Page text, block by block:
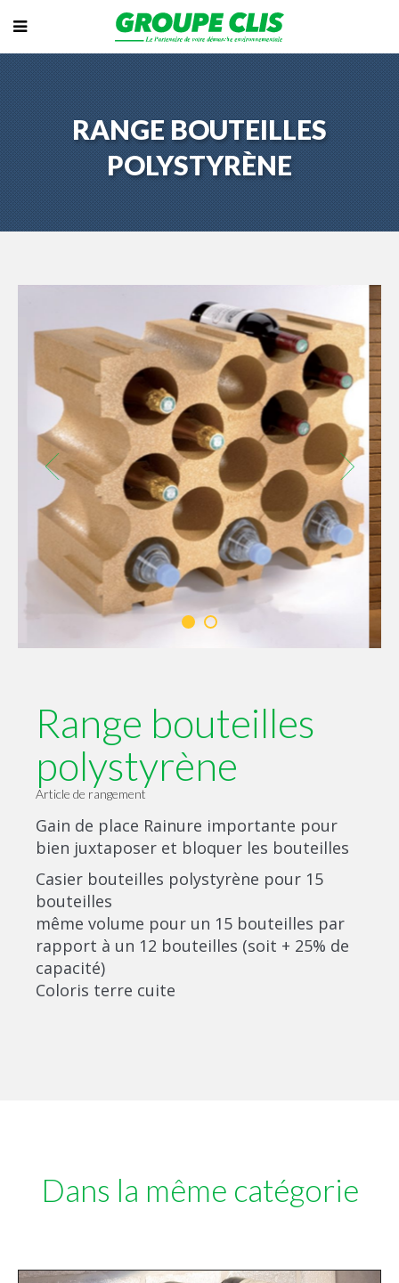
RANGE BOUTEILLES
POLYSTYRÈNE
Range bouteilles
polystyrène
Article de rangement
Gain de place Rainure importante pour
bien juxtaposer et bloquer les bouteilles
Casier bouteilles polystyrène pour 15
bouteilles
même volume pour un 15 bouteilles par
rapport à un 12 bouteilles (soit + 25% de
capacité)
Coloris terre cuite
Dans la même catégorie